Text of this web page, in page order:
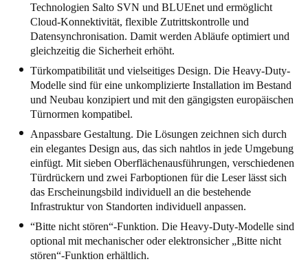
Technologien Salto SVN und BLUEnet und ermöglicht
Cloud-Konnektivität, flexible Zutrittskontrolle und
Datensynchronisation. Damit werden Abläufe optimiert und
gleichzeitig die Sicherheit erhöht.
Türkompatibilität und vielseitiges Design. Die Heavy-Duty-
Modelle sind für eine unkomplizierte Installation im Bestand
und Neubau konzipiert und mit den gängigsten europäischen
Türnormen kompatibel.
Anpassbare Gestaltung. Die Lösungen zeichnen sich durch
ein elegantes Design aus, das sich nahtlos in jede Umgebung
einfügt. Mit sieben Oberflächenausführungen, verschiedenen
Türdrückern und zwei Farboptionen für die Leser lässt sich
das Erscheinungsbild individuell an die bestehende
Infrastruktur von Standorten individuell anpassen.
“Bitte nicht stören“-Funktion. Die Heavy-Duty-Modelle sind
optional mit mechanischer oder elektronsicher „Bitte nicht
stören“-Funktion erhältlich.